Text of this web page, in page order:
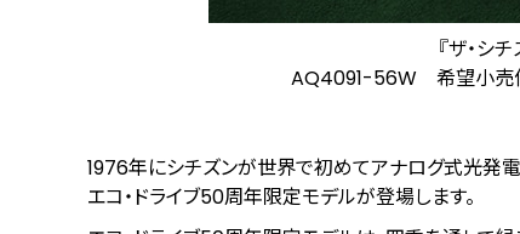
『ザ・シ
AQ4091-56W 希望小売
1976年にシチズンが世界で初めてアナログ式光発電
エコ・ドライブ50周年限定モデルが登場します。